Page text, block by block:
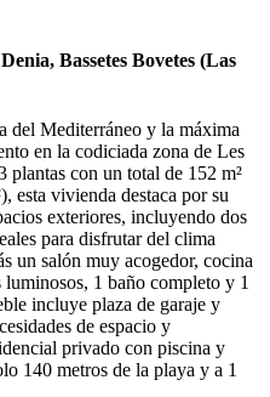
Bassetes Bovetes (Las
del Mediterráneo y la máxima
en la codiciada zona de Les
plantas con un total de 152 m²
esta vivienda destaca por su
exteriores, incluyendo dos
para disfrutar del clima
un salón muy acogedor, cocina
1 baño completo y 1
incluye plaza de garaje y
de espacio y
privado con piscina y
140 metros de la playa y a 1